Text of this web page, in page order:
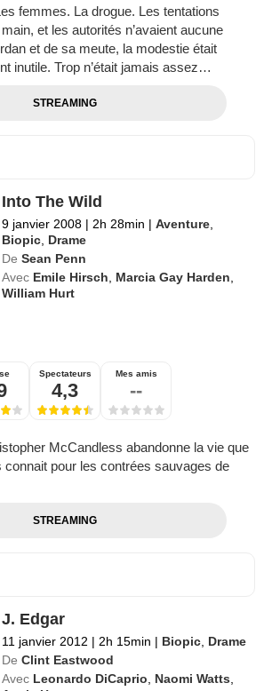
femmes. La drogue. Les tentations
et les autorités n’avaient aucune
et de sa meute, la modestie était
inutile. Trop n’était jamais assez…
STREAMING
Into The Wild
9 janvier 2008 | 2h 28min | Aventure
Biopic Drame
De Sean Penn
Avec Emile Hirsch Marcia Gay Harden
William Hurt
Spectateurs
4,3
Mes amis
--
McCandless abandonne la vie que
connait pour les contrées sauvages de
STREAMING
J. Edgar
11 janvier 2012 | 2h 15min | Biopic Drame
De Clint Eastwood
Avec Leonardo DiCaprio Naomi Watts